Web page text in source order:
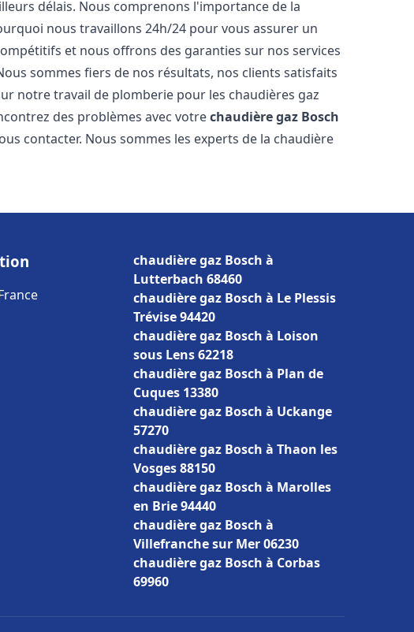
délais. Nous comprenons l'importance de la
nous travaillons 24h/24 pour vous assurer un
et nous offrons des garanties sur nos services
sommes fiers de nos résultats, nos clients satisfaits
notre travail de plomberie pour les chaudières gaz
des problèmes avec votrechaudière gaz Bosch
contacter. Nous sommes les experts de la chaudière
chaudière gaz Bosch à
Lutterbach 68460
chaudière gaz Bosch à Le Plessis
Trévise 94420
chaudière gaz Bosch à Loison
sous Lens 62218
chaudière gaz Bosch à Plan de
Cuques 13380
chaudière gaz Bosch à Uckange
57270
chaudière gaz Bosch à Thaon les
Vosges 88150
chaudière gaz Bosch à Marolles
en Brie 94440
chaudière gaz Bosch à
Villefranche sur Mer 06230
chaudière gaz Bosch à Corbas
69960